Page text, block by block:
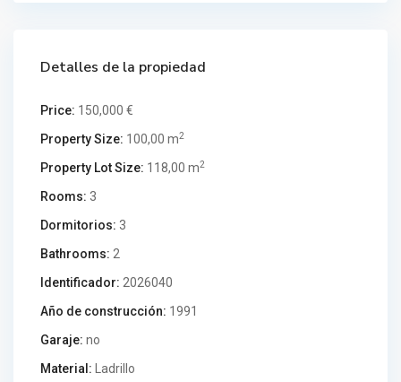
Detalles de la propiedad
Price: 150,000 €
Property Size: 100,00 m2
Property Lot Size: 118,00 m2
Rooms: 3
Dormitorios: 3
Bathrooms: 2
Identificador: 2026040
Año de construcción: 1991
Garaje: no
Material: Ladrillo